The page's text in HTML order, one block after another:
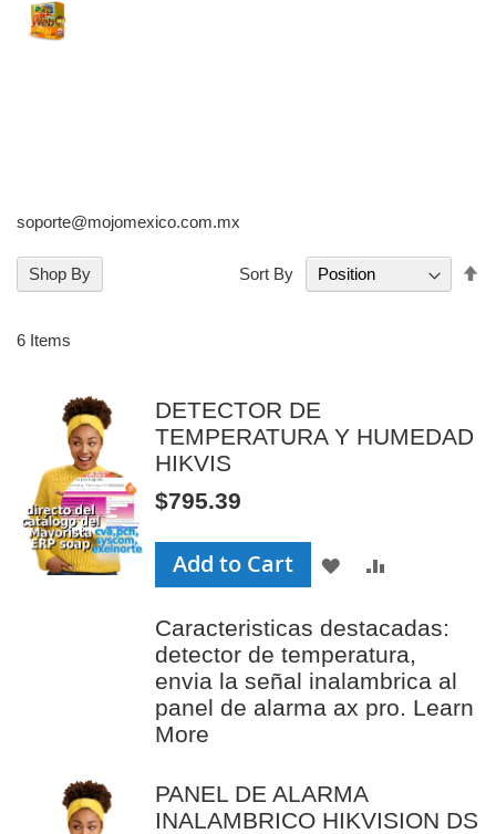
soporte@mojomexico.com.mx
6 Items
Sort By
DETECTOR DE
TEMPERATURA Y HUMEDAD
HIKVIS
$795.39
Add to Cart
ADD
WISH
LIST
Caracteristicas destacadas:
detector de temperatura,
envia la señal inalambrica al
panel de alarma ax pro. Learn
More
PANEL DE ALARMA
INALAMBRICO HIKVISION DS
Shop By